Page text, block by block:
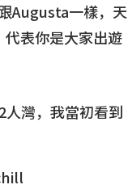
Augusta一樣，天
表你是大家出遊
灣，我當初看到